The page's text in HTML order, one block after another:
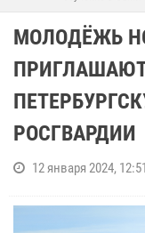
МОЛОДЁЖЬ
РОСГВАРДИИ
12 января 2024, 12:51